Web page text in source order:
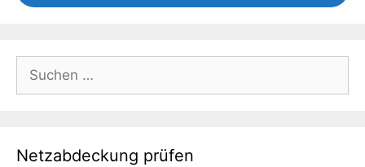
Suchen
nach:
Netzabdeckung prüfen